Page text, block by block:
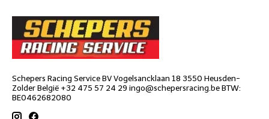
Schepers Racing Service BV Vogelsancklaan 18 3550 Heusden-
Zolder België +32 475 57 24 29 ingo@schepersracing.beBTW:
BE0462682080